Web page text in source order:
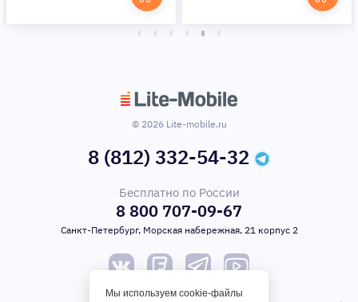
© 2026 Lite-mobile.ru
8 (812) 332-54-32
Бесплатно по России
8 800 707-09-67
Санкт-Петербург, Морская набережная, 21 корпус 2
Мы используем cookie-файлы